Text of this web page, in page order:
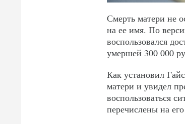
Смерть матери не
на ее имя. По
воспользовался
умершей 300 000
Как установил
матери и увидел
воспользоваться
перечислены на